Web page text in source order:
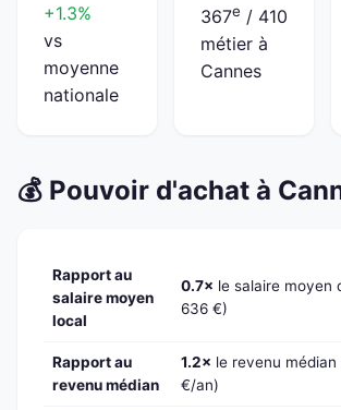
+1.3%
vs
moyenne
nationale
367e / 410
métier à
Cannes
💰 Pouvoir d'achat à
Rapport au
salaire moyen
local
0.7× le salaire moyen
636 €)
Rapport au
revenu médian
1.2× le revenu médian
€/an)